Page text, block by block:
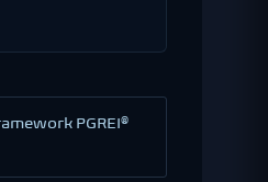
PGREI®